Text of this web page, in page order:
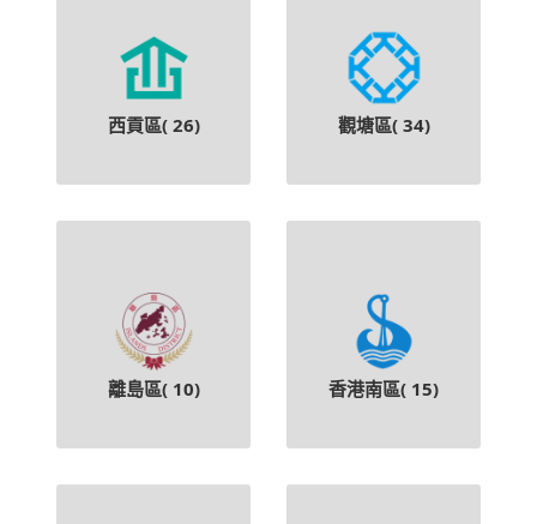
西貢區( 26) 觀塘區( 34)
離島區( 10) 香港南區( 15)